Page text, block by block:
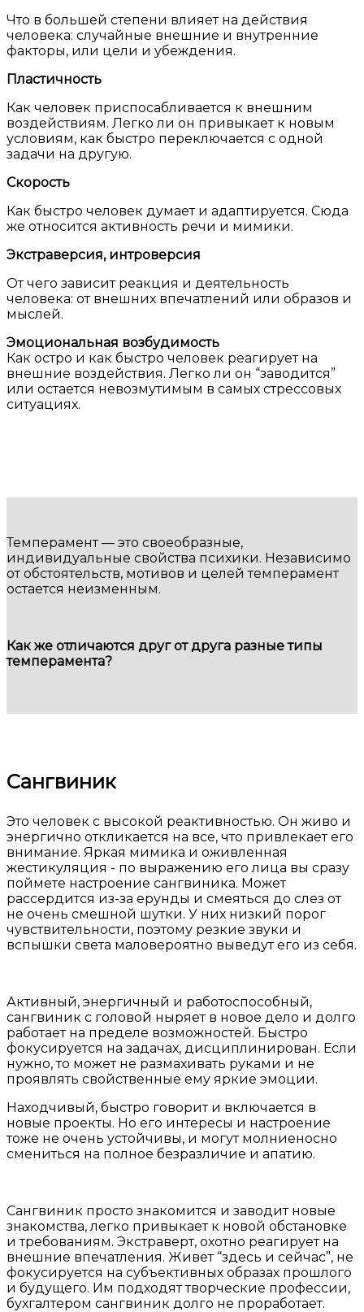
Что в большей степени влияет на действия
человека: случайные внешние и внутренние
факторы, или цели и убеждения.
Пластичность
Как человек приспосабливается к внешним
воздействиям. Легко ли он привыкает к новым
условиям, как быстро переключается с одной
задачи на другую.
Скорость
Как быстро человек думает и адаптируется. Сюда
же относится активность речи и мимики.
Экстраверсия, интроверсия
От чего зависит реакция и деятельность
человека: от внешних впечатлений или образов и
мыслей.
Эмоциональная возбудимость
Как остро и как быстро человек реагирует на
внешние воздействия. Легко ли он “заводится”
или остается невозмутимым в самых стрессовых
ситуациях.
Темперамент — это своеобразные,
индивидуальные свойства психики. Независимо
от обстоятельств, мотивов и целей темперамент
остается неизменным.
Как же отличаются друг от друга разные типы
темперамента?
Сангвиник
Это человек с высокой реактивностью. Он живо и
энергично откликается на все, что привлекает его
внимание. Яркая мимика и оживленная
жестикуляция - по выражению его лица вы сразу
поймете настроение сангвиника. Может
рассердится из-за ерунды и смеяться до слез от
не очень смешной шутки. У них низкий порог
чувствительности, поэтому резкие звуки и
вспышки света маловероятно выведут его из себя.
Активный, энергичный и работоспособный,
сангвиник с головой ныряет в новое дело и долго
работает на пределе возможностей. Быстро
фокусируется на задачах, дисциплинирован. Если
нужно, то может не размахивать руками и не
проявлять свойственные ему яркие эмоции.
Находчивый, быстро говорит и включается в
новые проекты. Но его интересы и настроение
тоже не очень устойчивы, и могут молниеносно
смениться на полное безразличие и апатию.
Сангвиник просто знакомится и заводит новые
знакомства, легко привыкает к новой обстановке
и требованиям. Экстраверт, охотно реагирует на
внешние впечатления. Живет “здесь и сейчас”, не
фокусируется на субъективных образах прошлого
и будущего. Им подходят творческие профессии,
бухгалтером сангвиник долго не проработает.